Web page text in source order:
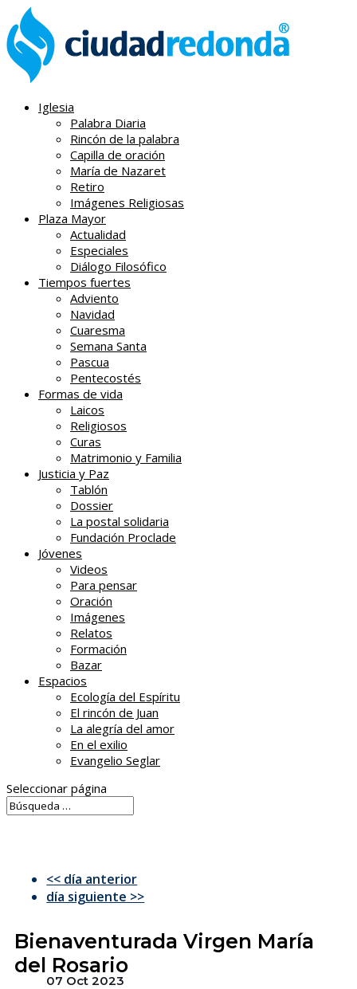
Iglesia
Palabra Diaria
Rincón de la palabra
Capilla de oración
María de Nazaret
Retiro
Imágenes Religiosas
Plaza Mayor
Actualidad
Especiales
Diálogo Filosófico
Tiempos fuertes
Adviento
Navidad
Cuaresma
Semana Santa
Pascua
Pentecostés
Formas de vida
Laicos
Religiosos
Curas
Matrimonio y Familia
Justicia y Paz
Tablón
Dossier
La postal solidaria
Fundación Proclade
Jóvenes
Videos
Para pensar
Oración
Imágenes
Relatos
Formación
Bazar
Espacios
Ecología del Espíritu
El rincón de Juan
La alegría del amor
En el exilio
Evangelio Seglar
Seleccionar página
<< día anterior
día siguiente >>
Bienaventurada Virgen María
del Rosario
07 Oct 2023